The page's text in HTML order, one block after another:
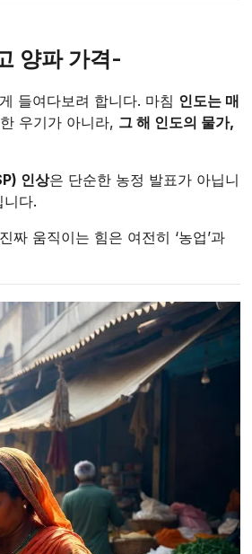
양파 가격-
들여다보려 합니다. 마침 인도는 매
우기가 아니라, 그 해 인도의 물가,
인상은 단순한 농정 발표가 아닙니
다.
짜 움직이는 힘은 여전히 ‘농업’과